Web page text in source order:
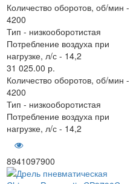
Количество оборотов, об/мин -
4200
Тип - низкооборотистая
Потребление воздуха при
нагрузке, л/с - 14,2
31 025.00 р.
Количество оборотов, об/мин -
4200
Тип - низкооборотистая
Потребление воздуха при
нагрузке, л/с - 14,2
8941097900